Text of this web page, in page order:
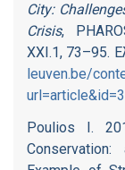
City:
Crisis,
XXI.1, 73–95.
leuven.be/
Poulios I.